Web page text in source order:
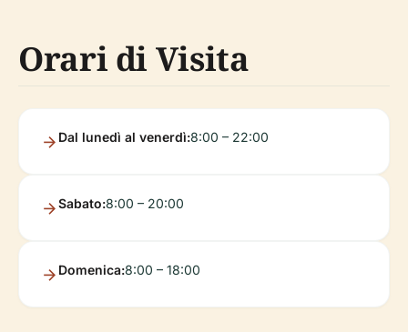
Orari di Visita
Dal lunedì al venerdì:8:00 – 22:00
Sabato:8:00 – 20:00
Domenica:8:00 – 18:00